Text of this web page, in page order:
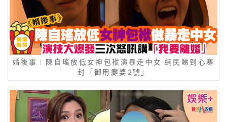
婚後事︱陳自瑤放低女神包袱演暴走中女 網民睇到心寒
封「御用癲婆2號」